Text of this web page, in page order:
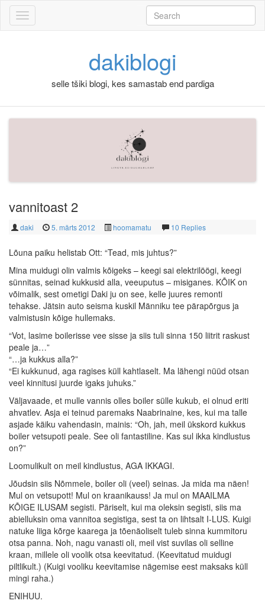
Skip to content
for:
dakiblogi
selle tšiki blogi, kes samastab end pardiga
vannitoast 2
daki 5. märts 2012 hoomamatu 10 Replies
Lõuna paiku helistab Ott: “Tead, mis juhtus?”
Mina muidugi olin valmis kõigeks – keegi sai elektrilöögi, keegi
sünnitas, seinad kukkusid alla, veeuputus – misiganes. KÕIK on
võimalik, sest ometigi Daki ju on see, kelle juures remonti
tehakse. Jätsin auto seisma kuskil Männiku tee pärapõrgus ja
valmistusin kõige hullemaks.
“Vot, lasime boilerisse vee sisse ja siis tuli sinna 150 liitrit raskust
peale ja…”
“…ja kukkus alla?”
“Ei kukkunud, aga ragises küll kahtlaselt. Ma lähengi nüüd otsan
veel kinnitusi juurde igaks juhuks.”
Väljavaade, et mulle vannis olles boiler sülle kukub, ei olnud eriti
ahvatlev. Asja ei teinud paremaks Naabrinaine, kes, kui ma talle
asjade käiku vahendasin, mainis: “Oh, jah, meil ükskord kukkus
boiler vetsupoti peale. See oli fantastiline. Kas sul ikka kindlustus
on?”
Loomulikult on meil kindlustus, AGA IKKAGI.
Jõudsin siis Nõmmele, boiler oli (veel) seinas. Ja mida ma näen!
Mul on vetsupott! Mul on kraanikauss! Ja mul on MAAILMA
KÕIGE ILUSAM segisti. Päriselt, kui ma oleksin segisti, siis ma
abielluksin oma vannitoa segistiga, sest ta on lihtsalt I-LUS. Kuigi
natuke liiga kõrge kaarega ja tõenäoliselt tuleb sinna kummitoru
otsa panna. Noh, nagu vanasti oli, meil vist suvilas oli selline
kraan, millele oli voolik otsa keevitatud. (Keevitatud muidugi
piltlikult.) (Kuigi vooliku keevitamise nägemise eest maksaks küll
mingi raha.)
ENIHUU.